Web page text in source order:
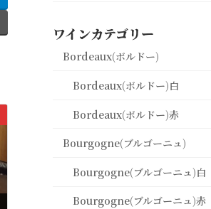
ワインカテゴリー
Bordeaux(ボルドー)
Bordeaux(ボルドー)白
Bordeaux(ボルドー)赤
Bourgogne(ブルゴーニュ)
Bourgogne(ブルゴーニュ)白
Bourgogne(ブルゴーニュ)赤